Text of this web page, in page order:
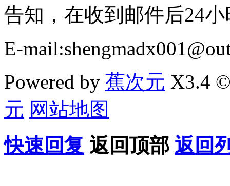
告知，在收到邮件后24
E-
Powered by 蕉次元 X3.4
元 网站地图
快速回复 返回顶部 返回